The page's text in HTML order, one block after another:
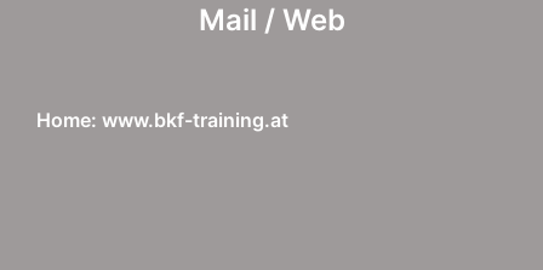
Mail / Web
Home: www.bkf-training.at